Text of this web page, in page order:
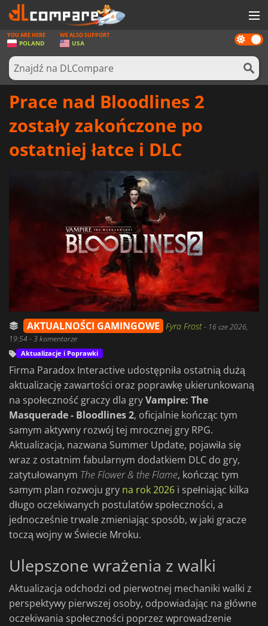
GRY
KARTY DO GIER
OPROGRAMOWANIE
SPRZĘT KOMPUTEROWY
ZALOGUJ SIĘ LUB ZAREJESTRUJ
Dark
mode
YOU ARE HERE
POLAND
WE ALSO SUPPORT
USA
Prace nad Bloodlines 2
zostały zakończone po
ostatniej łatce i DLC
AKTUALNOŚCI GAMINGOWE Fyra Frost- 16 cze 2026,
19:54- 3 komentarze
Aktualizacje i Poprawki
Firma Paradox Interactive udostępniła ostatnią dużą
aktualizację zawartości oraz poprawkę ukierunkowaną
na społeczność graczy dla gryVampire: The
Masquerade - Bloodlines 2, oficjalnie kończąc tym
samym aktywny rozwój tej mrocznej gry RPG.
Aktualizacja, nazwana Summer Update, pojawiła się
wraz z ostatnim fabularnym dodatkiem DLC do gry,
zatytułowanym The Flower & the Flame, kończąc tym
samym plan rozwoju gry na rok 2026 i spełniając kilka
długo oczekiwanych postulatów społeczności, a
jednocześnie trwale zmieniając sposób, w jaki gracze
toczą wojny w Świecie Mroku.
Ulepszone wrażenia z walki
Aktualizacja odchodzi od pierwotnej mechaniki walki z
perspektywy pierwszej osoby, odpowiadając na główne
oczekiwania społeczności poprzez wprowadzenie